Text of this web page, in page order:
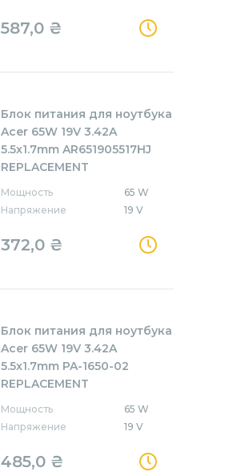
587,0 ₴
Блок питания для ноутбука
Acer 65W 19V 3.42A
5.5x1.7mm AR651905517HJ
REPLACEMENT
Мощность
65 W
Напряжение
19 V
372,0 ₴
Блок питания для ноутбука
Acer 65W 19V 3.42A
5.5x1.7mm PA-1650-02
REPLACEMENT
Мощность
65 W
Напряжение
19 V
485,0 ₴